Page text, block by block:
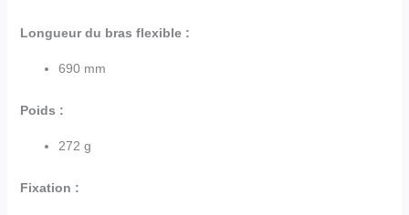
Longueur du bras flexible :
690 mm
Poids :
272 g
Fixation :